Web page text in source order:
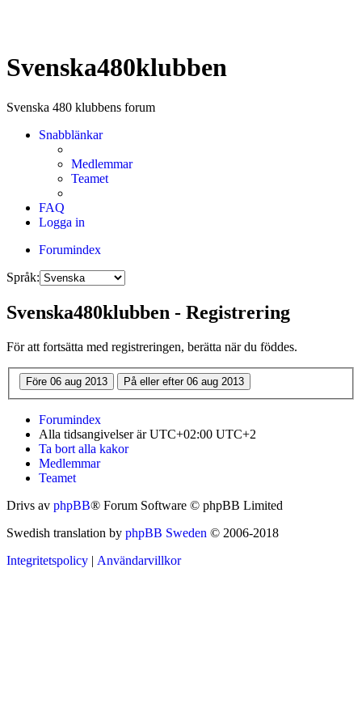
Svenska480klubben
Svenska 480 klubbens forum
Snabblänkar
Medlemmar
Teamet
FAQ
Logga in
Forumindex
Språk:
Svenska480klubben - Registrering
För att fortsätta med registreringen, berätta när du föddes.
Forumindex
Alla tidsangivelser är UTC+02:00 UTC+2
Ta bort alla kakor
Medlemmar
Teamet
Drivs av phpBB® Forum Software © phpBB Limited
Swedish translation by phpBB Sweden © 2006-2018
Integritetspolicy | Användarvillkor